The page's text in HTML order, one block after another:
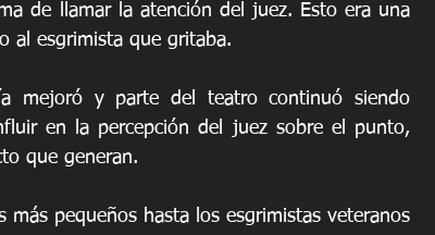
de llamar la atención del juez. Esto era una
al esgrimista que gritaba.
mejoró y parte del teatro continuó siendo
en la percepción del juez sobre el punto,
que generan.
pequeños hasta los esgrimistas veteranos